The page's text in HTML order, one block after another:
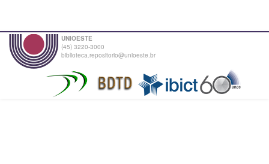
UNIOESTE
(45) 3220-3000
biblioteca.repositorio@unioeste.br